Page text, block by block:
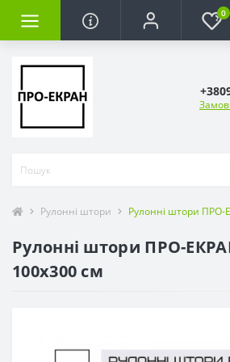
0
Рулонні штори Рулонні штори ПРО-
Рулонні штори ПРО-
100х300 см